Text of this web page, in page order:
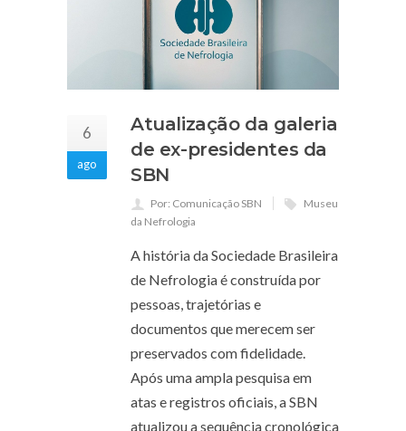
6
ago
Atualização da galeria
de ex-presidentes da
SBN
Por: Comunicação SBN
Museu
da Nefrologia
A história da Sociedade Brasileira
de Nefrologia é construída por
pessoas, trajetórias e
documentos que merecem ser
preservados com fidelidade.
Após uma ampla pesquisa em
atas e registros oficiais, a SBN
atualizou a sequência cronológica